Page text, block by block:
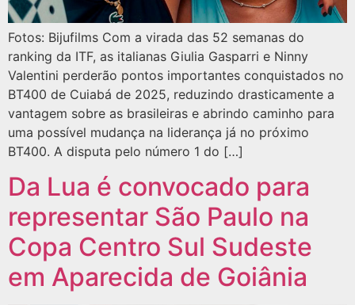
Fotos: Bijufilms Com a virada das 52 semanas do
ranking da ITF, as italianas Giulia Gasparri e Ninny
Valentini perderão pontos importantes conquistados no
BT400 de Cuiabá de 2025, reduzindo drasticamente a
vantagem sobre as brasileiras e abrindo caminho para
uma possível mudança na liderança já no próximo
BT400. A disputa pelo número 1 do […]
Da Lua é convocado para
representar São Paulo na
Copa Centro Sul Sudeste
em Aparecida de Goiânia